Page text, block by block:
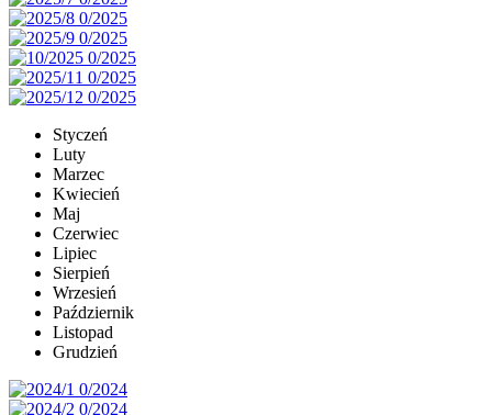
Styczeń
Luty
Marzec
Kwiecień
Maj
Czerwiec
Lipiec
Sierpień
Wrzesień
Październik
Listopad
Grudzień